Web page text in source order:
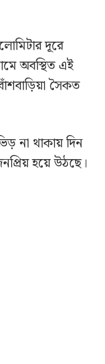
দূরে
অবস্থিত এই
সৈকত
না থাকায় দিন
হয়ে উঠছে।